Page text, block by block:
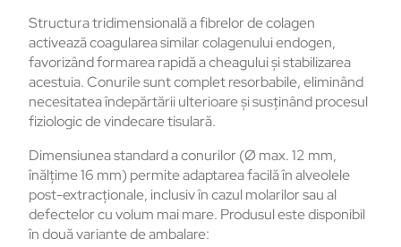
Structura tridimensională a fibrelor de colagen
activează coagularea similar colagenului endogen,
favorizând formarea rapidă a cheagului și stabilizarea
acestuia. Conurile sunt complet resorbabile, eliminând
necesitatea îndepărtării ulterioare și susținând procesul
fiziologic de vindecare tisulară.
Dimensiunea standard a conurilor (Ø max. 12 mm,
înălțime 16 mm) permite adaptarea facilă în alveolele
post-extracționale, inclusiv în cazul molarilor sau al
defectelor cu volum mai mare. Produsul este disponibil
în două variante de ambalare: